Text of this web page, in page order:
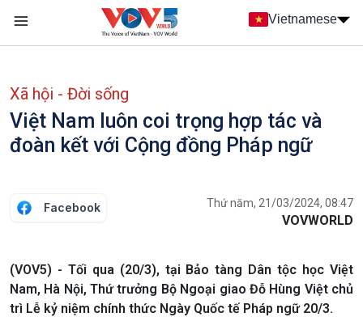
Nhảy đến nội dung
Vietnamese
Xã hội - Đời sống
Việt Nam luôn coi trọng hợp tác và
đoàn kết với Cộng đồng Pháp ngữ
Facebook Thứ năm, 21/03/2024, 08:47
VOVWORLD
(VOV5) - Tối qua (20/3), tại Bảo tàng Dân tộc học Việt
Nam, Hà Nội, Thứ trưởng Bộ Ngoại giao Đỗ Hùng Việt chủ
trì Lễ kỷ niệm chính thức Ngày Quốc tế Pháp ngữ 20/3.